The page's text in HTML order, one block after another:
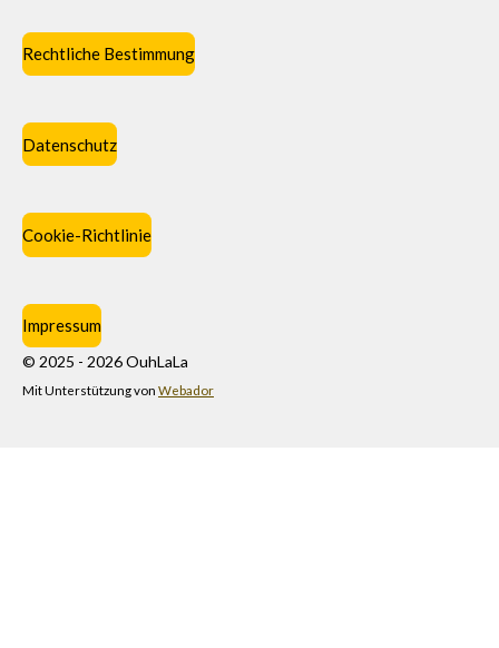
Rechtliche Bestimmung
Datenschutz
Cookie-Richtlinie
Impressum
© 2025 - 2026 OuhLaLa
Mit Unterstützung von Webador